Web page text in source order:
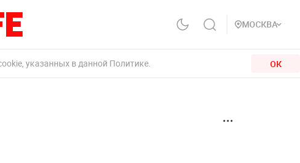
МОСКВА
указанных в данной Политике. ОК